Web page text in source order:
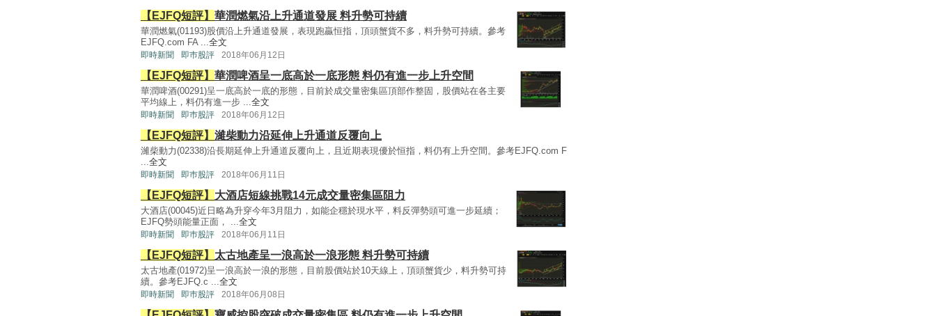
【EJFQ短評】 華潤燃氣沿上升通道發展 料升勢可持續
華潤燃氣(01193)股價沿上升通道發展，表現跑贏恒指，頂頭蟹貨不多，料升勢可持續。參考
EJFQ.com FA ...全文
即時新聞 即巿股評 2018年06月12日
【EJFQ短評】 華潤啤酒呈一底高於一底形態 料仍有進一步上升空間
華潤啤酒(00291)呈一底高於一底的形態，目前於成交量密集區頂部作整固，股價站在各主要
平均線上，料仍有進一步 ...全文
即時新聞 即巿股評 2018年06月12日
【EJFQ短評】 濰柴動力沿延伸上升通道反覆向上
濰柴動力(02338)沿長期延伸上升通道反覆向上，且近期表現優於恒指，料仍有上升空間。參考EJFQ.com F
...全文
即時新聞 即巿股評 2018年06月11日
【EJFQ短評】 大酒店短線挑戰14元成交量密集區阻力
大酒店(00045)近日略為升穿今年3月阻力，如能企穩於現水平，料反彈勢頭可進一步延續；
EJFQ勢頭能量正面， ...全文
即時新聞 即巿股評 2018年06月11日
【EJFQ短評】 太古地產呈一浪高於一浪形態 料升勢可持續
太古地產(01972)呈一浪高於一浪的形態，目前股價站於10天線上，頂頭蟹貨少，料升勢可持
續。參考EJFQ.c ...全文
即時新聞 即巿股評 2018年06月08日